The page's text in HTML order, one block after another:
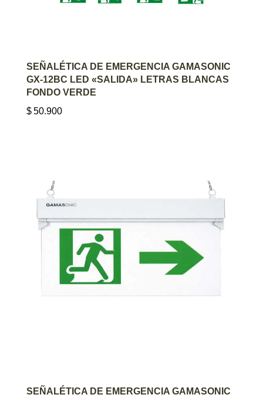
AGREGAR AL CARRITO
SEÑALÉTICA DE EMERGENCIA GAMASONIC
GX-12BC LED «SALIDA» LETRAS BLANCAS
FONDO VERDE
$50.900
AGREGAR AL CARRITO
SEÑALÉTICA DE EMERGENCIA GAMASONIC